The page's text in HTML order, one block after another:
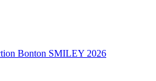
Bonton SMILEY 2026